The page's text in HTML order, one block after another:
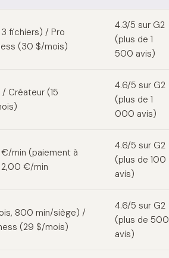
fichiers) / Pro
(30 $/mois)
4.3/5 sur G2
(plus de 1
500 avis)
Créateur (15
4.6/5 sur G2
(plus de 1
000 avis)
min (paiement à
2,00 €/min
4.6/5 sur G2
(plus de 100
avis)
800 min/siège) /
(29 $/mois)
4.6/5 sur G2
(plus de 500
avis)